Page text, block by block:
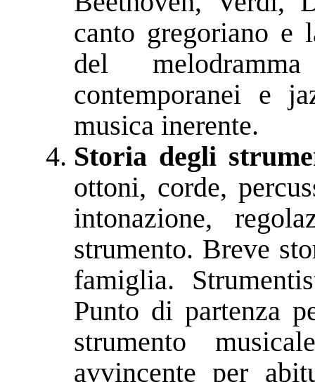
canto gregoriano e
del
contemporanei e
musica inerente.
Storia degli
ottoni, corde,
intonazione,
strumento. Breve
famiglia.
Punto di partenza
strumento
avvincente per